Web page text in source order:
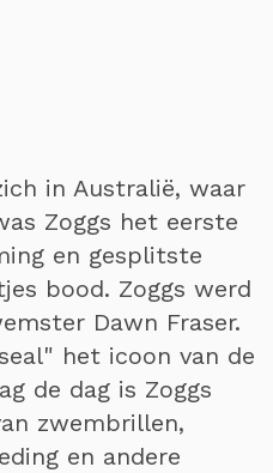
in Australië, waar
Zoggs het eerste
en gesplitste
bood. Zoggs werd
Dawn Fraser.
het icoon van de
de dag is Zoggs
zwembrillen,
en andere